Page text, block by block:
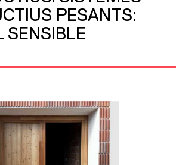
PESANTS:
SENSIBLE